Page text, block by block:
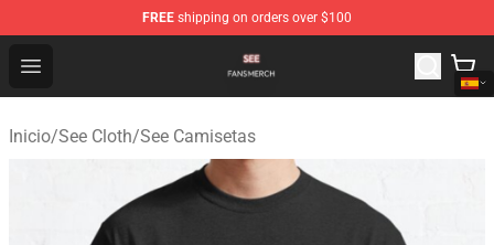
FREE shipping on orders over $100
Open menu
See Shop - Official See Merchandise Store
Inicio/See Cloth/See Camisetas